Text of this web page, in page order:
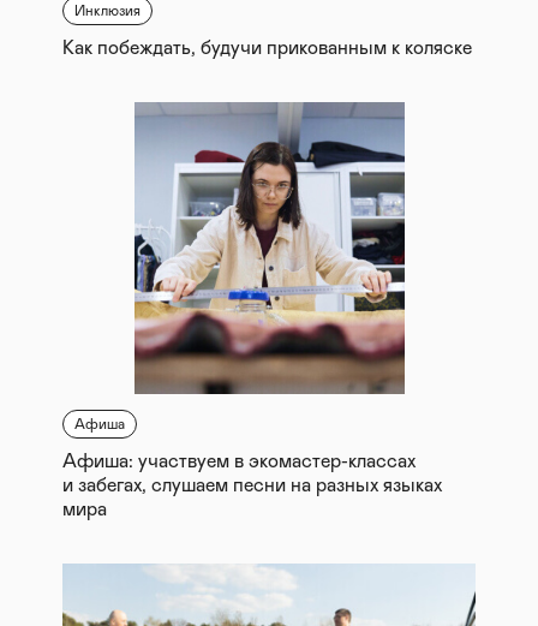
Инклюзия
Как побеждать, будучи прикованным к коляске
Афиша
Афиша: участвуем в экомастер-классах
и забегах, слушаем песни на разных языках
мира